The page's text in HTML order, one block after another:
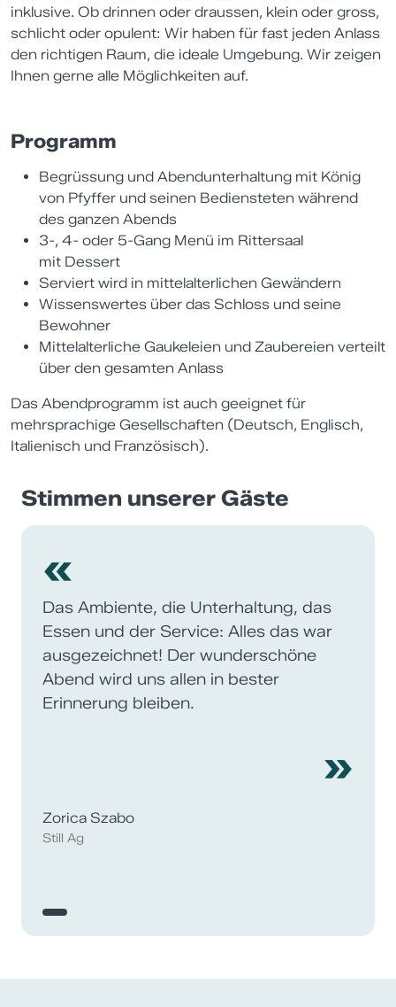
inklusive. Ob drinnen oder draussen, klein oder gross,
schlicht oder opulent: Wir haben für fast jeden Anlass
den richtigen Raum, die ideale Umgebung. Wir zeigen
Ihnen gerne alle Möglichkeiten auf.
Programm
Begrüssung und Abendunterhaltung mit König
von Pfyffer und seinen Bediensteten während
des ganzen Abends
3-, 4- oder 5-Gang Menü im Rittersaal
mit Dessert
Serviert wird in mittelalterlichen Gewändern
Wissenswertes über das Schloss und seine
Bewohner
Mittelalterliche Gaukeleien und Zaubereien verteilt
über den gesamten Anlass
Das Abendprogramm ist auch geeignet für
mehrsprachige Gesellschaften (Deutsch, Englisch,
Italienisch und Französisch).
Stimmen unserer Gäste
«
Das Ambiente, die Unterhaltung, das
Essen und der Service: Alles das war
ausgezeichnet! Der wunderschöne
Abend wird uns allen in bester
Erinnerung bleiben.
»
Zorica Szabo
Still Ag